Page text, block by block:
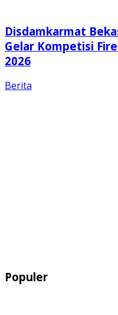
Disdamkarmat
Gelar Kompetisi
2026
Berita
Populer